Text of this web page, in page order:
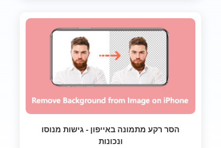
הסר רקע מתמונה באייפון - גישות מנוסו
ונכונות